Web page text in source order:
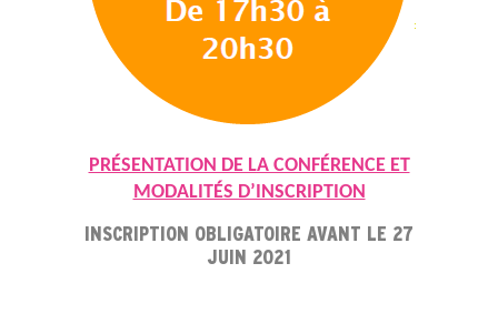
PRÉSENTATION DE LA CONFÉRENCE ET
MODALITÉS D’INSCRIPTION
INSCRIPTION OBLIGATOIRE AVANT LE 27
JUIN 2021